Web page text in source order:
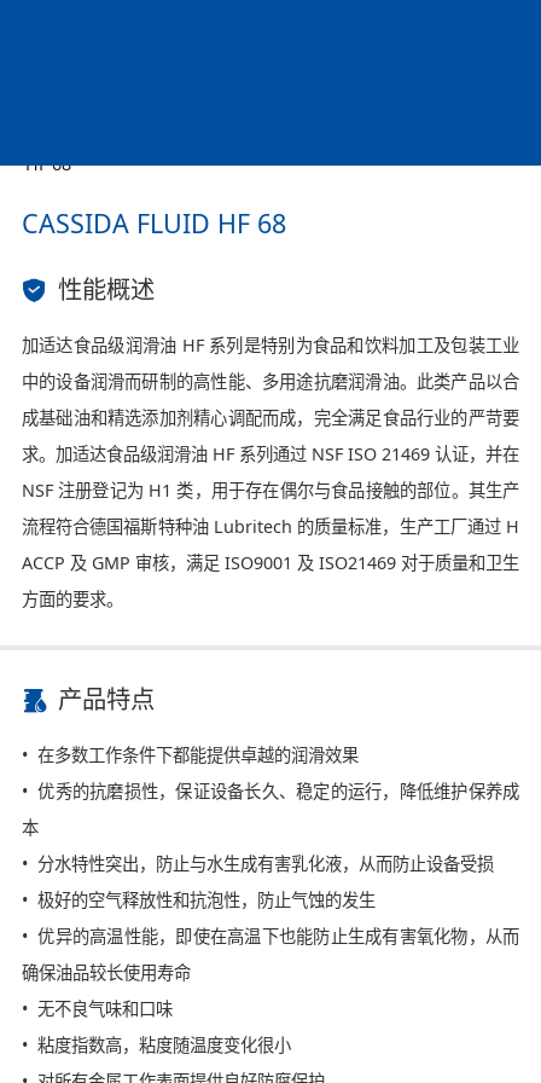
HF 68
CASSIDA FLUID HF 68
性能概述
加适达食品级润滑油 HF 系列是特别为食品和饮料加工及包装工业
中的设备润滑而研制的高性能、多用途抗磨润滑油。此类产品以合
成基础油和精选添加剂精心调配而成，完全满足食品行业的严苛要
求。加适达食品级润滑油 HF 系列通过 NSF ISO 21469 认证，并在
NSF 注册登记为 H1 类，用于存在偶尔与食品接触的部位。其生产
流程符合德国福斯特种油 Lubritech 的质量标准，生产工厂通过 H
ACCP 及 GMP 审核，满足 ISO9001 及 ISO21469 对于质量和卫生
方面的要求。
产品特点
• 在多数工作条件下都能提供卓越的润滑效果
• 优秀的抗磨损性，保证设备长久、稳定的运行，降低维护保养成
本
• 分水特性突出，防止与水生成有害乳化液，从而防止设备受损
• 极好的空气释放性和抗泡性，防止气蚀的发生
• 优异的高温性能，即使在高温下也能防止生成有害氧化物，从而
确保油品较长使用寿命
• 无不良气味和口味
• 粘度指数高，粘度随温度变化很小